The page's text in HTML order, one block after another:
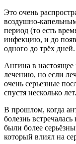
Это очень
воздушно-
период (то есть
инфекцию, и до
одного до трёх дней.
Ангина в настоящее
лечению, но если
очень серьезные
спустя несколько лет.
В прошлом, когда
болезнь
были более
который влиял на